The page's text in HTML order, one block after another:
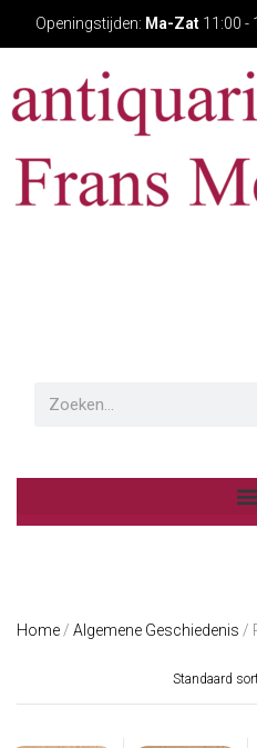
Openingstijden: Ma-Zat 11:00 -
Home / Algemene Geschiedenis /